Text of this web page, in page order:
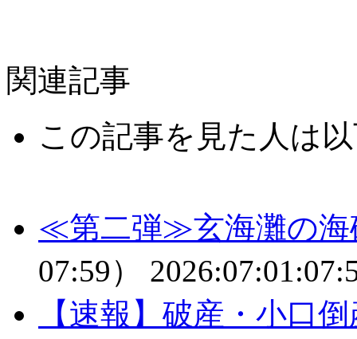
関連記事
この記事を見た人は
≪第二弾≫玄海灘の海
07:59）
【速報】破産・小口